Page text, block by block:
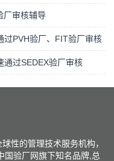
厂审核辅导
过PVH验厂、FIT验厂审核
通过SEDEX验厂审核
性的管理技术服务机构，
国验厂网旗下知名品牌,总